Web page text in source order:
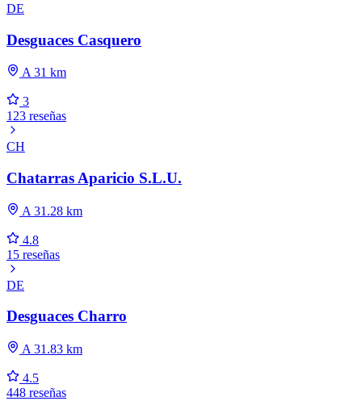
DE
Desguaces Casquero
A 31 km
3
123 reseñas
CH
Chatarras Aparicio S.L.U.
A 31.28 km
4.8
15 reseñas
DE
Desguaces Charro
A 31.83 km
4.5
448 reseñas